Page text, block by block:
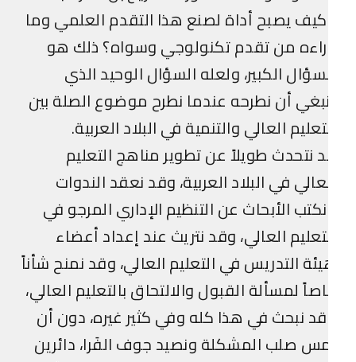
يصبح أداة لصنع هذا التقدم العلمي وما
من تقدم تكنولوجي وسواه؟ ذلك هو
الكبير، ولعله السؤال الوحيد الذي
أن نطرحه عندما نطرح موضوع الصلة بين
العالي والتنمية في البلاد العربية.
نتحدث طويلاً عن تطوير مناهج التعليم
في البلاد العربية، وقد نعقد الندوات
الأبحاث عن التنظيم الإداري المرجو في
العالي، وقد نتريث عند إعداد أعضاء
التدريس في التعليم العالي، وقد نمنح شأناً
لمسألة القبول والالتحاق بالتعليم العالي،
نبحث في هذا كله وفي كثير غيره، دون أن
صلب المشكلة ونصيد جوف الفَرا، دائرين